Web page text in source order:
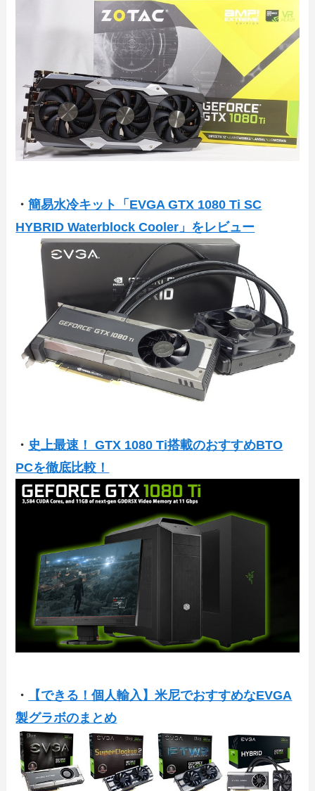
・簡易水冷キット「EVGA GTX 1080 Ti SC
HYBRID Waterblock Cooler」をレビュー
・ 史上最速！ GTX 1080 Ti搭載のおすすめBTO
PCを徹底比較！
・
【できる！個人輸入】米尼でおすすめなEVGA
製グラボのまとめ